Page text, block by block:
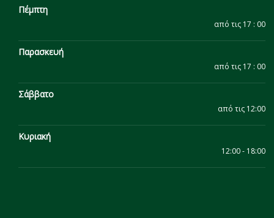
Πέμπτη
από τις 17 : 00
Παρασκευή
από τις 17 : 00
Σάββατο
από τις 12:00
Κυριακή
12:00 - 18:00